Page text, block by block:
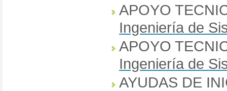
APOYO
Ingeniería de
APOYO
Ingeniería de
AYUDAS DE